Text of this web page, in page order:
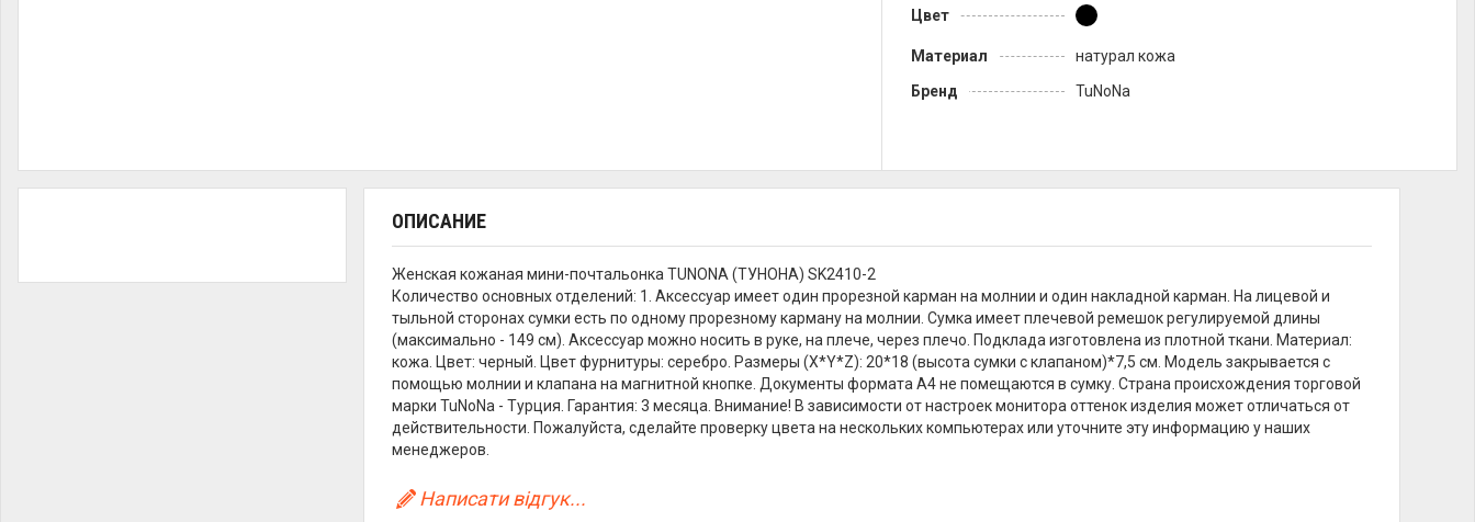
Цвет
Материал
натурал кожа
Бренд
TuNoNа
ОПИСАНИЕ
Женская кожаная мини-почтальонка TUNONA (ТУНОНА) SK2410-2
Количество основных отделений: 1. Аксессуар имеет один прорезной карман на молнии и один накладной карман. На лицевой и
тыльной сторонах сумки есть по одному прорезному карману на молнии. Сумка имеет плечевой ремешок регулируемой длины
(максимально - 149 см). Аксессуар можно носить в руке, на плече, через плечо. Подклада изготовлена из плотной ткани. Материал:
кожа. Цвет: черный. Цвет фурнитуры: серебро. Размеры (X*Y*Z): 20*18 (высота сумки с клапаном)*7,5 см. Модель закрывается с
помощью молнии и клапана на магнитной кнопке. Документы формата А4 не помещаются в сумку. Страна происхождения торговой
марки TuNoNа - Турция. Гарантия: 3 месяца. Внимание! В зависимости от настроек монитора оттенок изделия может отличаться от
действительности. Пожалуйста, сделайте проверку цвета на нескольких компьютерах или уточните эту информацию у наших
менеджеров.
Написати відгук...